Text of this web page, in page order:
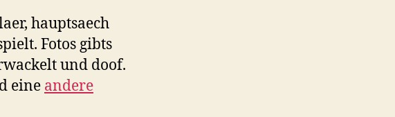
hauptsaech
Fotos gibts
und doof.
eine andere